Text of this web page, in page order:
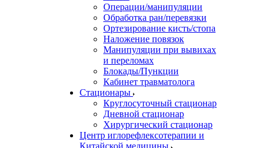
Операции/манипуляции
Обработка ран/перевязки
Ортезирование кисть/стопа
Наложение повязок
Манипуляции при вывихах
и переломах
Блокады/Пункции
Кабинет травматолога
Стационары
Круглосуточный стационар
Дневной стационар
Хирургический стационар
Центр иглорефлексотерапии и
Китайской медицины